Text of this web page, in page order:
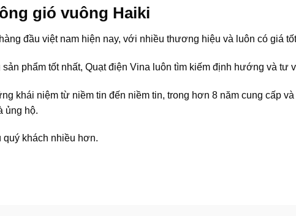
gió vuông Haiki
đầu việt nam hiện nay, với nhiều thương hiệu và luôn có giá
phẩm tốt nhất, Quạt điện Vina luôn tìm kiếm định hướng và tư
khái niệm từ niềm tin đến niềm tin, trong hơn 8 năm cung cấp
ủng hộ.
quý khách nhiều hơn.